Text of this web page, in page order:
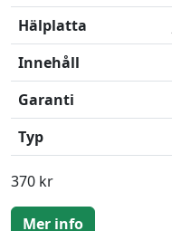
Hälplatta
Innehåll
Garanti
Typ
370 kr
Mer info